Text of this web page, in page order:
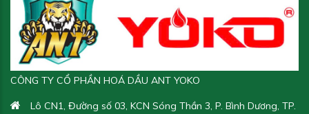
CÔNG TY CỔ PHẦN HOÁ DẦU ANT YOKO
Lô CN1, Đường số 03, KCN Sóng Thần 3, P. Bình Dương, TP.